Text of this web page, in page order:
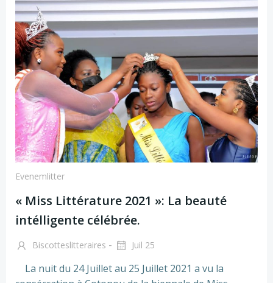
Evenemlitter
« Miss Littérature 2021 »: La beauté
intélligente célébrée.
Biscotteslitteraires - Juil 25
La nuit du 24 Juillet au 25 Juillet 2021 a vu la